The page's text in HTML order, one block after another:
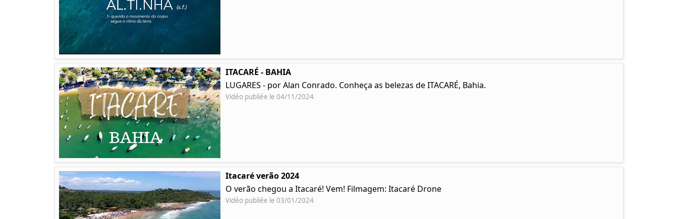
ITACARÉ - BAHIA
LUGARES - por Alan Conrado. Conheça as belezas de ITACARÉ, Bahia.
Vidéo publiée le 04/11/2024
Itacaré verão 2024
O verão chegou a Itacaré! Vem! Filmagem: Itacaré Drone
Vidéo publiée le 03/01/2024